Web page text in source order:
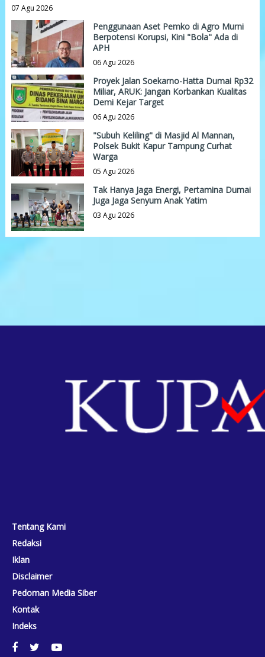
07 Agu 2026
Penggunaan Aset Pemko di Agro Murni
Berpotensi Korupsi, Kini "Bola" Ada di
APH
06 Agu 2026
Proyek Jalan Soekarno-Hatta Dumai Rp32
Miliar, ARUK: Jangan Korbankan Kualitas
Demi Kejar Target
06 Agu 2026
"Subuh Keliling" di Masjid Al Mannan,
Polsek Bukit Kapur Tampung Curhat
Warga
05 Agu 2026
Tak Hanya Jaga Energi, Pertamina Dumai
Juga Jaga Senyum Anak Yatim
03 Agu 2026
Tentang Kami
Redaksi
Iklan
Disclaimer
Pedoman Media Siber
Kontak
Indeks